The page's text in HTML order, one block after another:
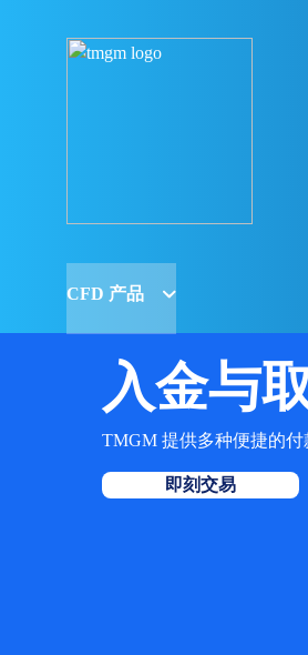
CFD 产品
入金与
TMGM 提供多种便捷的付
即刻交易